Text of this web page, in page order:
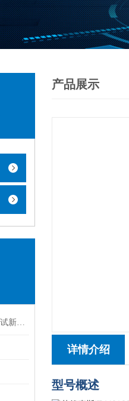
双向电源开启能源“循环利用”的测试新纪元
产品展示
详情介绍
型号概述